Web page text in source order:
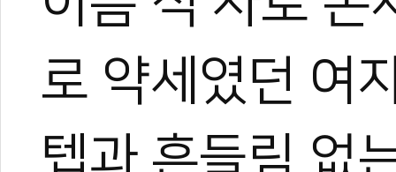
로 약세였던 여
텝과 흔들림 없